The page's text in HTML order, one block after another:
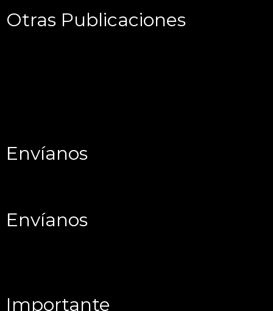
Otras Publicaciones
Envíanos
Envíanos
Importante